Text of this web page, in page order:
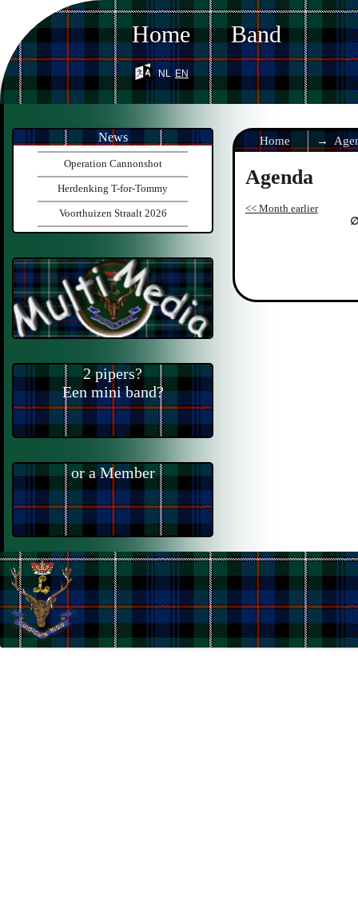
Home Band
nl en
Home
Agenda
<< Month earlier
News
Operation Cannonshot
Herdenking T-for-Tommy
Voorthuizen Straalt 2026
2 pipers?
Een mini band?
or a Member